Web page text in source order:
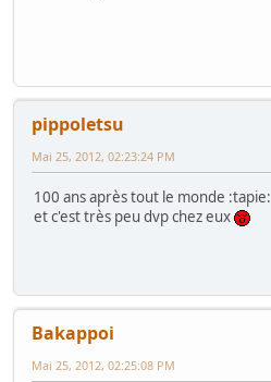
pippoletsu
Mai 25, 2012, 02:23:24 PM
100 ans après tout le monde :tapie:
et c'est très peu dvp chez eux
Bakappoi
Mai 25, 2012, 02:25:08 PM